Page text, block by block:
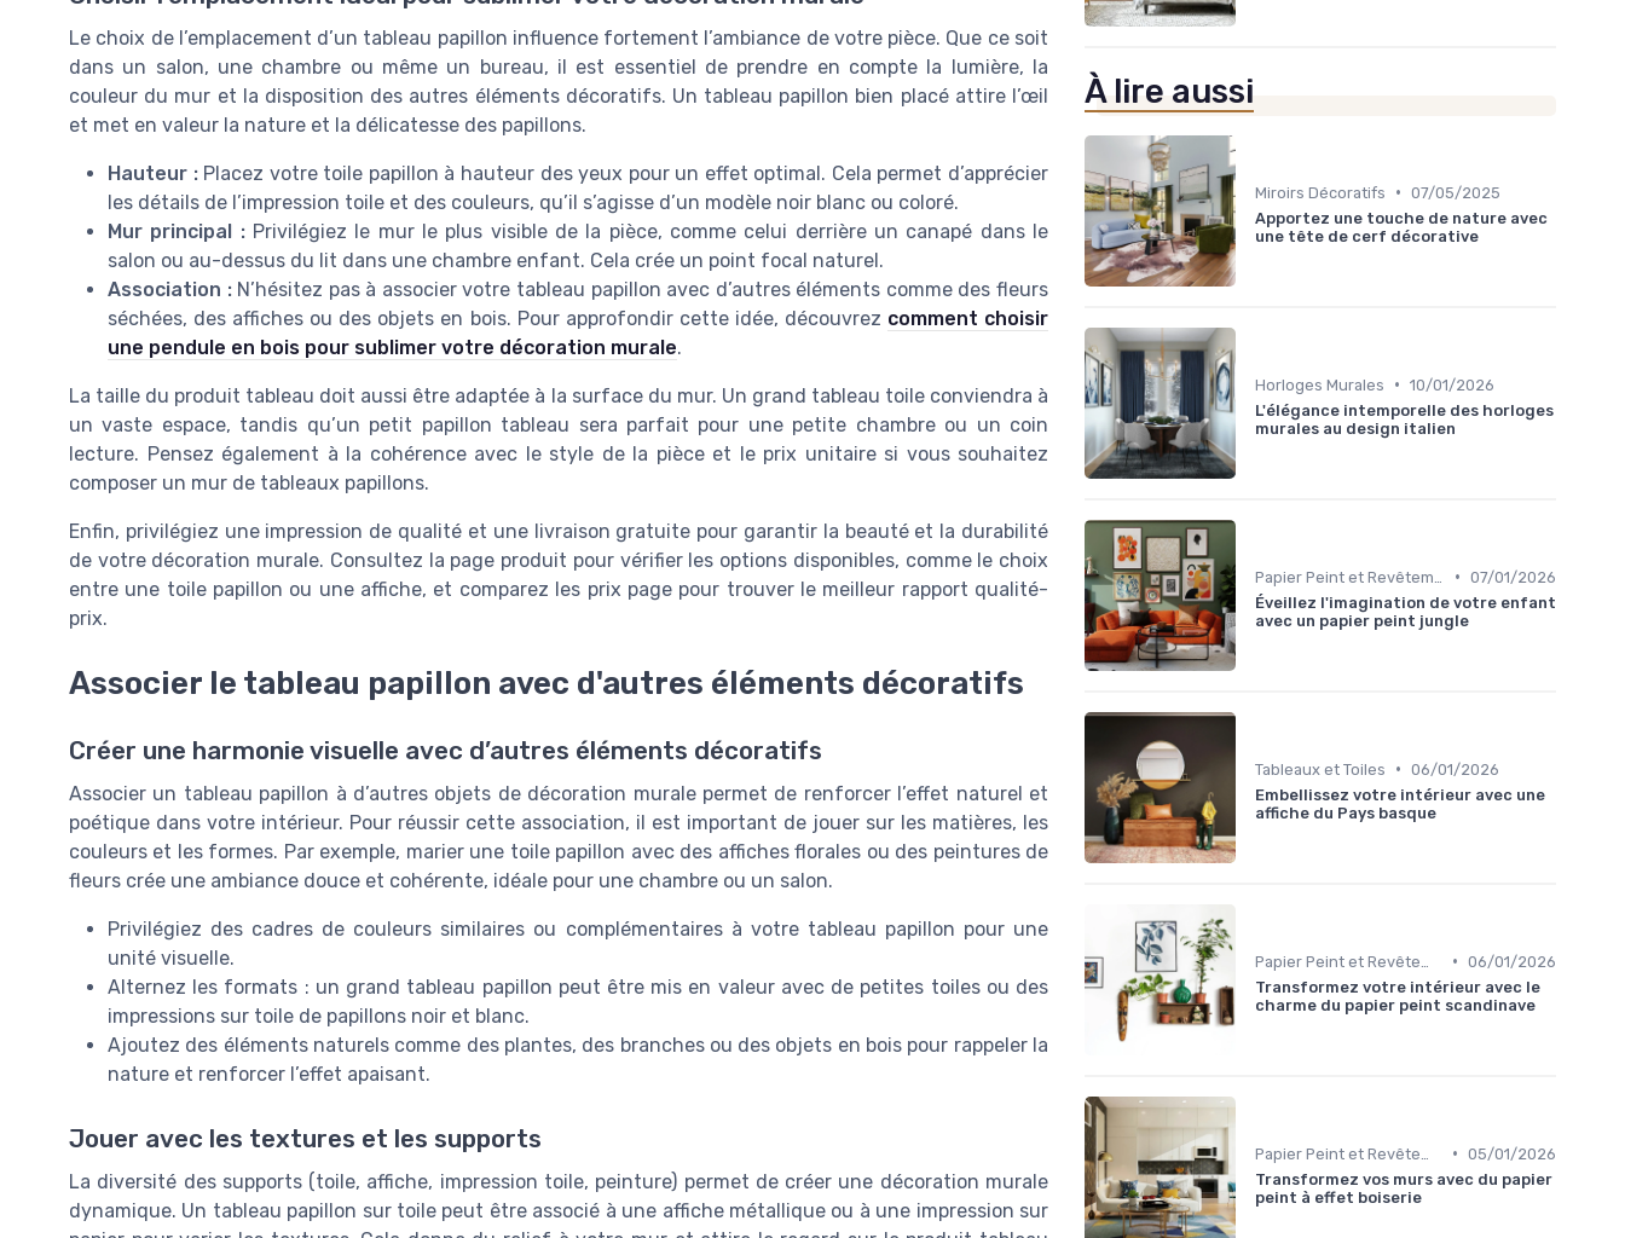
Le choix de l’emplacement d’un tableau papillon influence fortement l’ambiance de votre pièce. Que ce soit
dans un salon, une chambre ou même un bureau, il est essentiel de prendre en compte la lumière, la
couleur du mur et la disposition des autres éléments décoratifs. Un tableau papillon bien placé attire l’œil
et met en valeur la nature et la délicatesse des papillons.
Hauteur :Placez votre toile papillon à hauteur des yeux pour un effet optimal. Cela permet d’apprécier
les détails de l’impression toile et des couleurs, qu’il s’agisse d’un modèle noir blanc ou coloré.
Mur principal :Privilégiez le mur le plus visible de la pièce, comme celui derrière un canapé dans le
salon ou au-dessus du lit dans une chambre enfant. Cela crée un point focal naturel.
Association :N’hésitez pas à associer votre tableau papillon avec d’autres éléments comme des fleurs
séchées, des affiches ou des objets en bois. Pour approfondir cette idée, découvrez comment choisir
une pendule en bois pour sublimer votre décoration murale.
La taille du produit tableau doit aussi être adaptée à la surface du mur. Un grand tableau toile conviendra à
un vaste espace, tandis qu’un petit papillon tableau sera parfait pour une petite chambre ou un coin
lecture. Pensez également à la cohérence avec le style de la pièce et le prix unitaire si vous souhaitez
composer un mur de tableaux papillons.
Enfin, privilégiez une impression de qualité et une livraison gratuite pour garantir la beauté et la durabilité
de votre décoration murale. Consultez la page produit pour vérifier les options disponibles, comme le choix
entre une toile papillon ou une affiche, et comparez les prix page pour trouver le meilleur rapport qualité-
prix.
Associer le tableau papillon avec d'autres éléments décoratifs
Créer une harmonie visuelle avec d’autres éléments décoratifs
Associer un tableau papillon à d’autres objets de décoration murale permet de renforcer l’effet naturel et
poétique dans votre intérieur. Pour réussir cette association, il est important de jouer sur les matières, les
couleurs et les formes. Par exemple, marier une toile papillon avec des affiches florales ou des peintures de
fleurs crée une ambiance douce et cohérente, idéale pour une chambre ou un salon.
Privilégiez des cadres de couleurs similaires ou complémentaires à votre tableau papillon pour une
unité visuelle.
Alternez les formats : un grand tableau papillon peut être mis en valeur avec de petites toiles ou des
impressions sur toile de papillons noir et blanc.
Ajoutez des éléments naturels comme des plantes, des branches ou des objets en bois pour rappeler la
nature et renforcer l’effet apaisant.
Jouer avec les textures et les supports
La diversité des supports (toile, affiche, impression toile, peinture) permet de créer une décoration murale
dynamique. Un tableau papillon sur toile peut être associé à une affiche métallique ou à une impression sur
À lire aussi
Miroirs Décoratifs • 07/05/2025
Apportez une touche de nature avec
une tête de cerf décorative
Horloges Murales • 10/01/2026
L'élégance intemporelle des horloges
murales au design italien
• 07/01/2026
Éveillez l'imagination de votre enfant
avec un papier peint jungle
Tableaux et Toiles • 06/01/2026
Embellissez votre intérieur avec une
affiche du Pays basque
• 06/01/2026
Transformez votre intérieur avec le
charme du papier peint scandinave
• 05/01/2026
Transformez vos murs avec du papier
peint à effet boiserie